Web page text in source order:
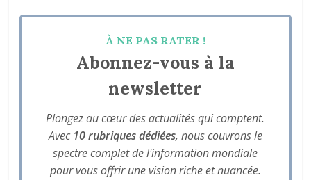
À NE PAS RATER !
Abonnez-vous à la
newsletter
Plongez au cœur des actualités qui comptent.
Avec 10 rubriques dédiées, nous couvrons le
spectre complet de l'information mondiale
pour vous offrir une vision riche et nuancée.